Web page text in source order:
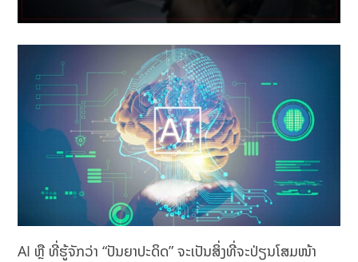
AI ຫຼື ທີ່ຮູ້ຈັກວ່າ “ປັນຍາປະດິດ” ຈະເປັນສິ່ງທີ່ຈະປ່ຽນໂສມໜ້າ